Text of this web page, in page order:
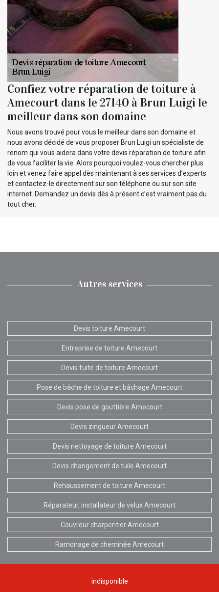
Confiez votre réparation de toiture à
Amecourt dans le 27140 à Brun Luigi le
meilleur dans son domaine
Nous avons trouvé pour vous le meilleur dans son domaine et
nous avons décidé de vous proposer Brun Luigi un spécialiste de
renom qui vous aidera dans votre devis réparation de toiture afin
de vous faciliter la vie. Alors pourquoi voulez-vous chercher plus
loin et venez faire appel dès maintenant à ses services d’experts
et contactez-le directement sur son téléphone ou sur son site
internet. Demandez un devis dès à présent c’est vraiment pas du
tout cher.
Autres services
Devis toiture Amecourt
Entreprise de toiture Amecourt
Devis fuite de toiture Amecourt
Pose de bâche de toiture et bâchage Amecourt
Devis pose de gouttière Amecourt
Devis zingueur Amecourt
Devis nettoyage de toiture Amecourt
Devis changement de tuile Amecourt
Rehaussement de toiture Amecourt
Réparateur, installateur de velux Amecourt
Couvreur charpentier Amecourt
Ramonage de cheminée Amecourt
indisponible